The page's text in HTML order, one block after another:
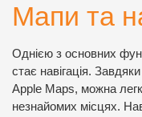
Мапи та
Однією з основних
стає навігація.
Apple Maps, можна
незнайомих місцях.